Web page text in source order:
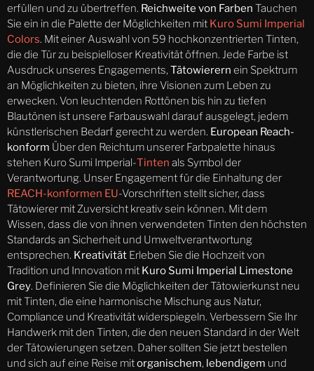
erfüllen und zu übertreffen. Reichweite von Farben Tauchen
Sie ein in die Palette der Möglichkeiten mit Kuro Sumi Imperial
Colors. Mit einer Auswahl von 59 hochkonzentrierten Tinten,
die die Tür zu beispielloser Kreativität öffnen. Jede Farbe ist
Ausdruck unseres Engagements, Tätowierern ein Spektrum
an Möglichkeiten zu bieten, ihre Visionen zum Leben zu
erwecken. Von leuchtenden Rottönen bis hin zu tiefen
Blautönen ist unsere Farbauswahl darauf ausgelegt, jedem
künstlerischen Bedarf gerecht zu werden. European Reach-
konform Über den Reichtum unserer Farbpalette hinaus
stehen Kuro Sumi Imperial-Tinten als Symbol der
Verantwortung. Unser Engagement für die Einhaltung der
REACH-konformen EU-Vorschriften stellt sicher, dass
Tätowierer mit Zuversicht kreativ sein können. Mit dem
Wissen, dass die von ihnen verwendeten Tinten den höchsten
Standards an Sicherheit und Umweltverantwortung
entsprechen. Kreativität Erleben Sie die Hochzeit von
Tradition und Innovation mit Kuro Sumi Imperial Limestone
Grey. Definieren Sie die Möglichkeiten der Tätowierkunst neu
mit Tinten, die eine harmonische Mischung aus Natur,
Compliance und Kreativität widerspiegeln. Verbessern Sie Ihr
Handwerk mit den Tinten, die den neuen Standard in der Welt
der Tätowierungen setzen. Daher sollten Sie jetzt bestellen
und sich auf eine Reise mitorganischem, lebendigem und